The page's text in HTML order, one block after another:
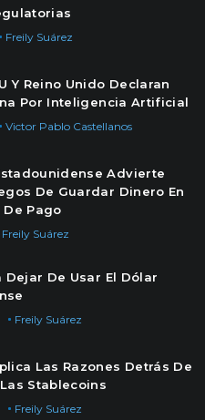
Freily Suárez
Y Reino Unido Declaran
Por Inteligencia Artificial
Victor Pablo Castellanos
Advierte
De Guardar Dinero En
Pago
Freily Suárez
Dejar De Usar El Dólar
Freily Suárez
Las Razones Detrás De
Stablecoins
Freily Suárez